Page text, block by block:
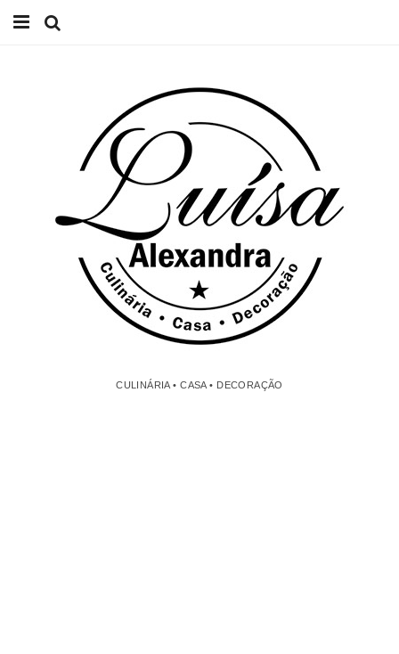
CULINÁRIA • CASA • DECORAÇÃO